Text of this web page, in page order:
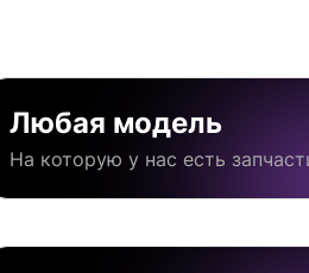
Любая модель
На которую у нас есть